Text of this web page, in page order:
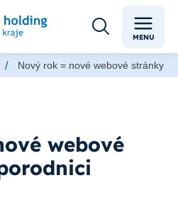
MENU
/ Nový rok = nové webové stránky
webové